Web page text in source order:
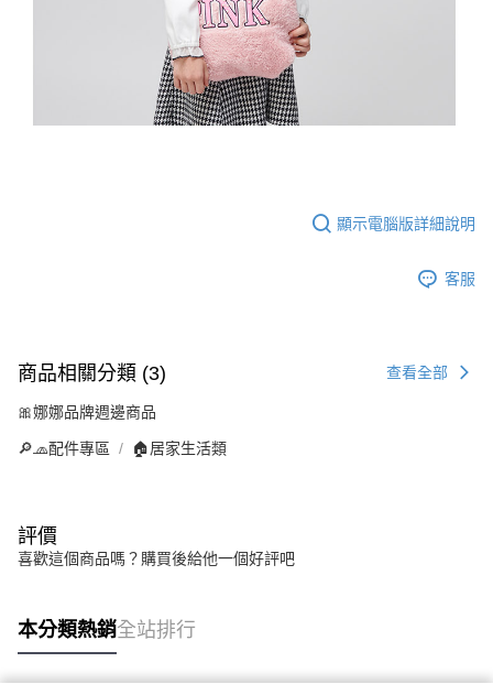
顯示電腦版詳細說明
客服
商品相關分類 (3) 查看全部
🎀娜娜品牌週邊商品
🔎🧢配件專區 🏠居家生活類
評價
喜歡這個商品嗎？購買後給他一個好評吧
本分類熱銷全站排行